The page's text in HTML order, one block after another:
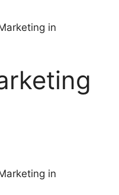
in
in